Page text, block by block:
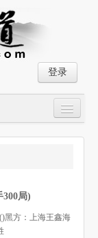
登录
300局)
黑方：上海王鑫海